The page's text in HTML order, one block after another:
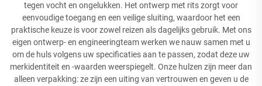
tegen vocht en ongelukken. Het ontwerp met rits zorgt voor
eenvoudige toegang en een veilige sluiting, waardoor het een
praktische keuze is voor zowel reizen als dagelijks gebruik. Met ons
eigen ontwerp- en engineeringteam werken we nauw samen met u
om de huls volgens uw specificaties aan te passen, zodat deze uw
merkidentiteit en -waarden weerspiegelt. Onze hulzen zijn meer dan
alleen verpakking: ze zijn een uiting van vertrouwen en geven u de